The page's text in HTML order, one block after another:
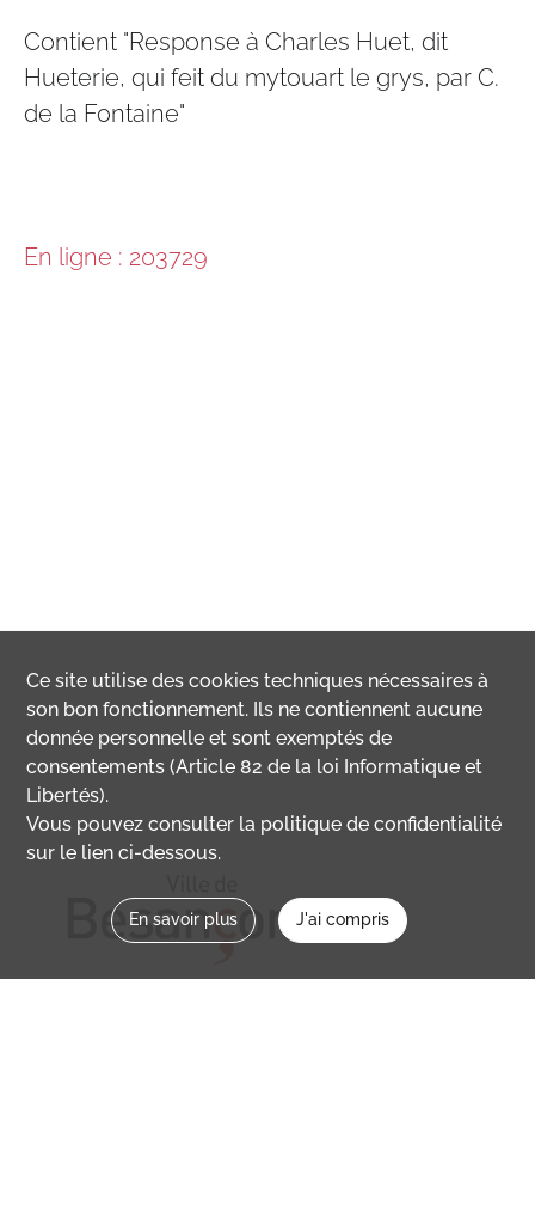
Contient "Response à Charles Huet, dit
Hueterie, qui feit du mytouart le grys, par C.
de la Fontaine"
En ligne : 203729
Ce site utilise descookies techniques nécessaires à
son bon fonctionnement. Ils ne contiennent aucune
donnée personnelle et sont exemptés de
consentements (Article 82 de la loi Informatique et
Libertés).
Vous pouvez consulter la politique de confidentialité
sur le lien ci-dessous.
En savoir plus J'ai compris